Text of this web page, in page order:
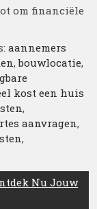
om financiële
aannemers
,bouwlocatie,
kost een huis
,
aanvragen,
,
Nu Jouw